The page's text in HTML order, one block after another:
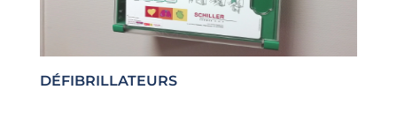
DÉFIBRILLATEURS